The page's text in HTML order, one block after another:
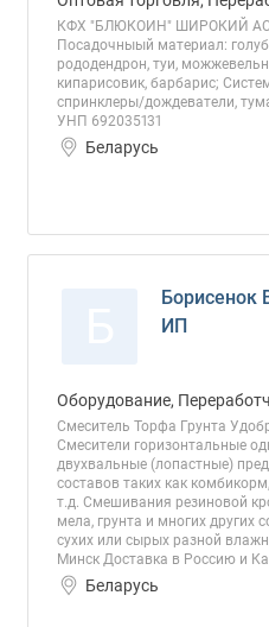
КФХ "БЛЮКОИН" ШИРОКИЙ
Посадочныый материал:
рододендрон, туи,
кипарисовик, барбарис;
спринклеры/дождеватели,
УНП 692035131
Беларусь
Борисенок
ИП
Оборудование,
Смеситель Торфа Грунта
Смесители горизонтальные
двухвальные (лопастные)
составов таких как
т.д. Смешивания резиновой
мела, грунта и многих других
сухих или сырых разной
Минск Доставка в Россию и
Беларусь